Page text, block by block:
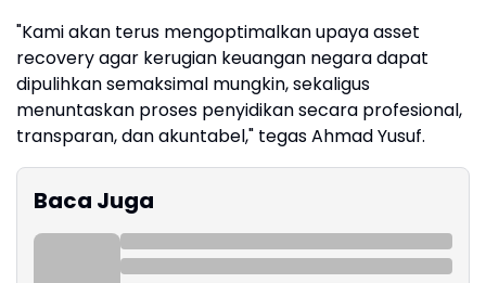
"Kami akan terus mengoptimalkan upaya asset
recovery agar kerugian keuangan negara dapat
dipulihkan semaksimal mungkin, sekaligus
menuntaskan proses penyidikan secara profesional,
transparan, dan akuntabel," tegas Ahmad Yusuf.
Baca Juga